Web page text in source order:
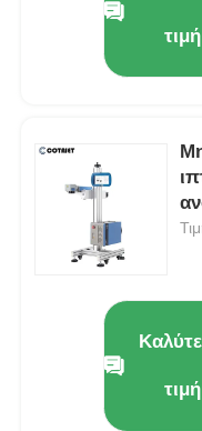
τιμή
τιμή